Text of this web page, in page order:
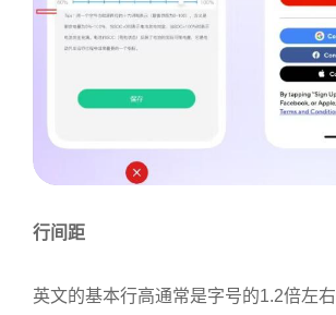
行间距
英文的基本行高通常是字号的1.2倍左右